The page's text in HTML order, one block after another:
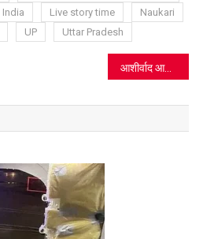
India Live story time
Naukari
UP Uttar Pradesh
आशीर्वाद आटा ने मुंबई के “अंधेरीचा राजा” में अनोखा उत्सवी उपक्रम पेश किया